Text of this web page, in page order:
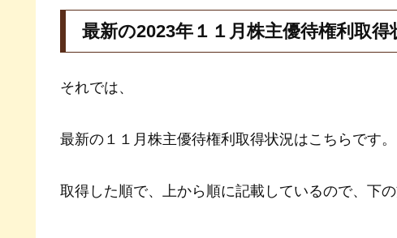
最新の2023年１１月株主優待権利取得
それでは、
最新の１１月株主優待権利取得状況はこちらです。
取得した順で、上から順に記載しているので、下